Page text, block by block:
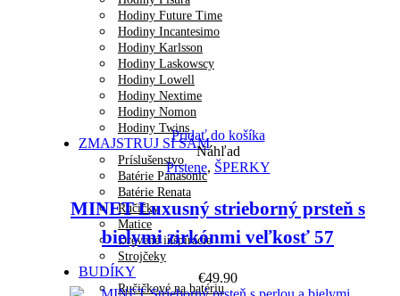
Hodiny Future Time
Hodiny Incantesimo
Hodiny Karlsson
Hodiny Laskowscy
Hodiny Lowell
Hodiny Nextime
Hodiny Nomon
Hodiny Twins
ZMAJSTRUJ SI SÁM
Príslušenstvo
Batérie Panasonic
Batérie Renata
Ručičky
Matice
Drevené inšpirácie
Strojčeky
BUDÍKY
Ručičkové na batériu
Pridať do košíka
Náhľad
Prstene, ŠPERKY
MINET Luxusný strieborný prsteň s
bielymi zirkónmi veľkosť 57
€49.90